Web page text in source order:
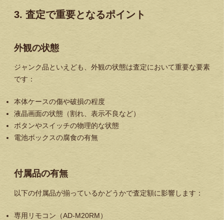
3. 査定で重要となるポイント
外観の状態
ジャンク品といえども、外観の状態は査定において重要な要素
です：
本体ケースの傷や破損の程度
液晶画面の状態（割れ、表示不良など）
ボタンやスイッチの物理的な状態
電池ボックスの腐食の有無
付属品の有無
以下の付属品が揃っているかどうかで査定額に影響します：
専用リモコン（AD-M20RM）